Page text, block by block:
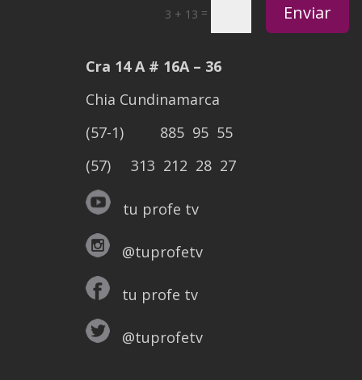
3 + 13 = Enviar
Cra 14 A # 16A – 36
Chia Cundinamarca
(57-1) 885 95 55
(57) 313 212 28 27
tu profe tv
@tuprofetv
tu profe tv
@tuprofetv